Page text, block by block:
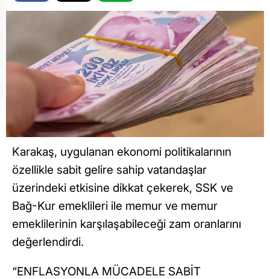
Karakaş, uygulanan ekonomi politikalarının
özellikle sabit gelire sahip vatandaşlar
üzerindeki etkisine dikkat çekerek, SSK ve
Bağ-Kur emeklileri ile memur ve memur
emeklilerinin karşılaşabileceği zam oranlarını
değerlendirdi.
“ENFLASYONLA MÜCADELE SABİT